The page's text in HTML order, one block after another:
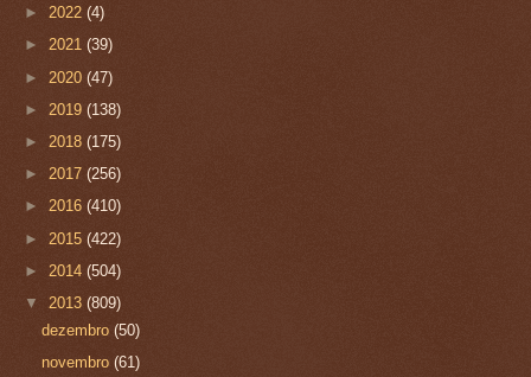
► 2022 (4)
► 2021 (39)
► 2020 (47)
► 2019 (138)
► 2018 (175)
► 2017 (256)
► 2016 (410)
► 2015 (422)
► 2014 (504)
▼ 2013 (809)
dezembro(50)
novembro(61)